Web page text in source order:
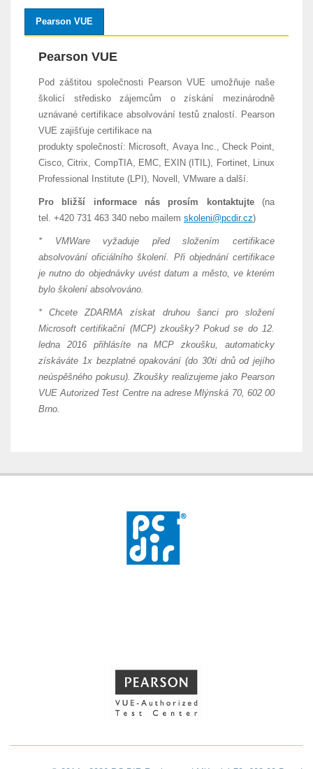
Pearson VUE
Pearson VUE
Pod záštitou společnosti Pearson VUE umožňuje naše
školicí středisko zájemcům o získání mezinárodně
uznávané certifikace absolvování testů znalostí. Pearson
VUE zajišťuje certifikace na
produkty společností: Microsoft, Avaya Inc., Check Point,
Cisco, Citrix, CompTIA, EMC, EXIN (ITIL), Fortinet, Linux
Professional Institute (LPI), Novell, VMware a další.
Pro bližší informace nás prosím kontaktujte (na
tel. +420 731 463 340 nebo mailem skoleni@pcdir.cz)
* VMWare vyžaduje před složením certifikace
absolvování oficiálního školení. Při objednání certifikace
je nutno do objednávky uvést datum a město, ve kterém
bylo školení absolvováno.
* Chcete ZDARMA získat druhou šanci pro složení
Microsoft certifikační (MCP) zkoušky? Pokud se do 12.
ledna 2016 přihlásíte na MCP zkoušku, automaticky
získáváte 1x bezplatné opakování (do 30ti dnů od jejího
neúspěšného pokusu). Zkoušky realizujeme jako Pearson
VUE Autorized Test Centre na adrese Mlýnská 70, 602 00
Brno.